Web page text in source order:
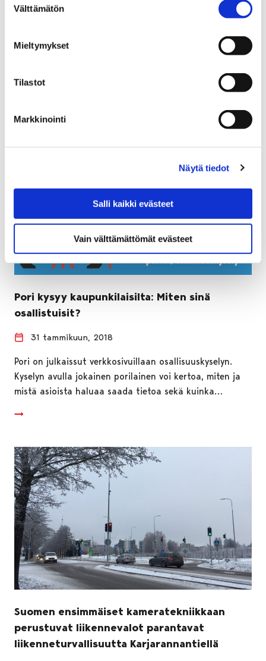
valinta
Välttämätön
Mieltymykset
Tilastot
Markkinointi
Näytä tiedot
Salli kaikki evästeet
Vain välttämättömät evästeet
Porin perusturvan uuden laskutusjärjestelmäpäivityksen
osalle asiakkaista on lähtenyt virheellisiä laskuja.
Pori kysyy kaupunkilaisilta: Miten sinä
osallistuisit?
31 tammikuun, 2018
Pori on julkaissut verkkosivuillaan osallisuuskyselyn.
Kyselyn avulla jokainen porilainen voi kertoa, miten ja
mistä asioista haluaa saada tietoa sekä kuinka…
Suomen ensimmäiset kameratekniikkaan
perustuvat liikennevalot parantavat
liikenneturvallisuutta Karjarannantiellä